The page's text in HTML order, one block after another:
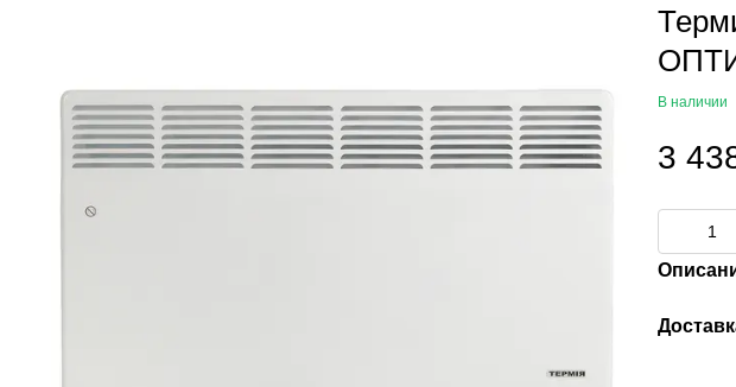
В наличии
3